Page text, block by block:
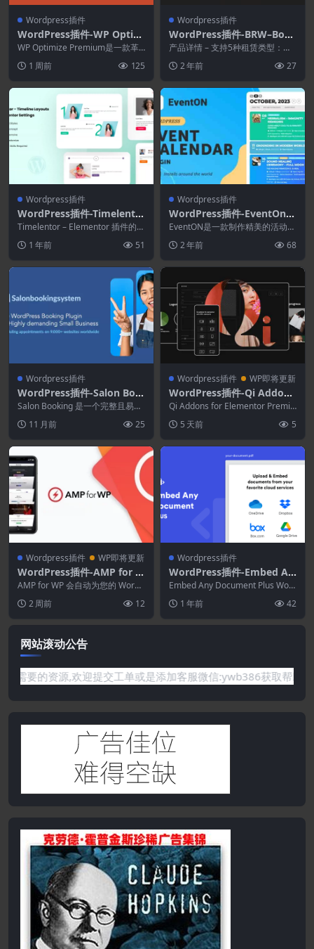
Wordpress插件
WordPress插件-WP Optim
ize Premium 4.6.1-WordPr
ess性能插件
WP Optimize Premium是一款革
数据...1 周前 125
Wordpress插件
WordPress插件-BRW–Boo
king Rental Plugin WooCo
mmerce 1.5.3
产品详情 – 支持5种租赁类型：日
合、...2 年前 27
Wordpress插件
WordPress插件-Timelento
r 1.0.4–Elementor的时间轴
布局
Timelentor – Elementor 插件的时
1 年前 51
Wordpress插件
WordPress插件-EventOn A
ddons(EventOn拓展)
EventON是一款制作精美的活动日
动。 Event...
2 年前 68
Wordpress插件
WordPress插件-Salon Boo
king WordPress Plugin 10.
22.0
Salon Booking 是一个完整且易于
在您的...
11 月前 25
Wordpress插件 WP即将更新
WordPress插件-Qi Addons
for Elementor Premium 1.
13
Qi Addons for Elementor Premiu
5 天前 5
Wordpress插件 WP即将更新
WordPress插件-AMP for W
P 1.1.15–加速移动页面
AMP for WP 会自动为您的 WordP
ress 网站添加加速移动页面（G...
2 周前 12
Wordpress插件
WordPress插件-Embed An
y Document Plus 2.8.6
Embed Any Document Plus Wor
dPress 插件可让您轻...
1 年前 42
网站滚动公告
需要的资源,欢迎提交工单或是添加客服微信:ywb386获取帮助！